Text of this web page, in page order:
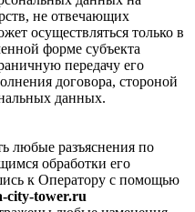
не отвечающих
осуществляться только в
форме субъекта
передачу его
договора, стороной
данных.
любые разъяснения по
обработки его
к Оператору с помощью
city-tower.ru